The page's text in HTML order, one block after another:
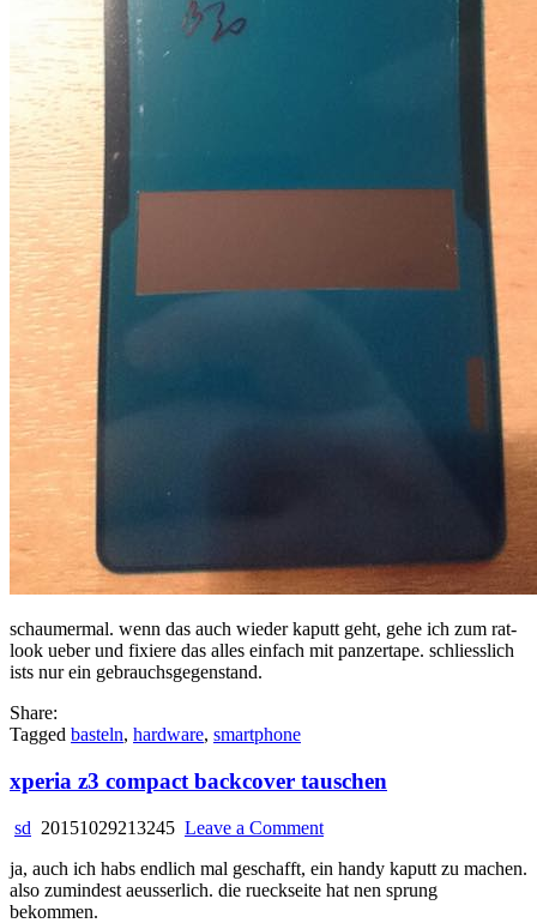
schaumermal. wenn das auch wieder kaputt geht, gehe ich zum rat-
look ueber und fixiere das alles einfach mit panzertape. schliesslich
ists nur ein gebrauchsgegenstand.
Share:
Tagged basteln, hardware, smartphone
xperia z3 compact backcover tauschen
sd 20151029213245 Leave a Commenton
z3
compact
ja, auch ich habs endlich mal geschafft, ein handy kaputt zu machen.
also zumindest aeusserlich. die rueckseite hat nen sprung
bekommen.